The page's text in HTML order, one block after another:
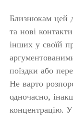
Близнюкам цей
та нові
інших у своїй
поїздки або
Не варто
одночасно,
концентрацію.